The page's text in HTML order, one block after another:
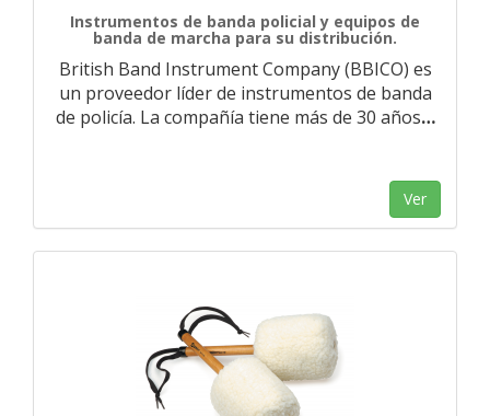
Instrumentos de banda policial y equipos de
banda de marcha para su distribución.
British Band Instrument Company (BBICO) es
un proveedor líder de instrumentos de banda
de policía. La compañía tiene más de 30 años…
Ver